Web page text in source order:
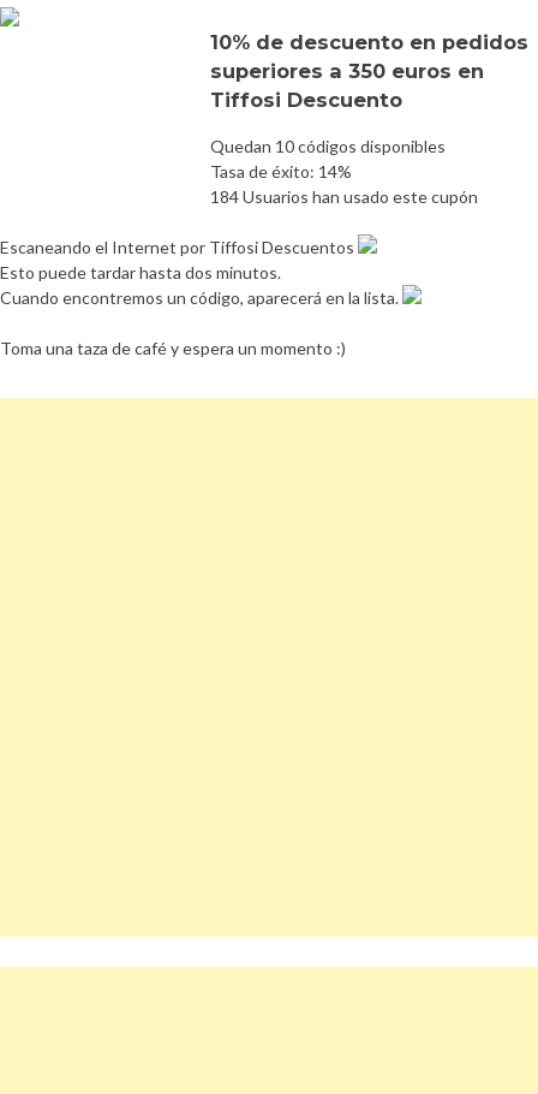
10% de descuento en pedidos
superiores a 350 euros en
Tiffosi Descuento
Quedan 10 códigos disponibles
Tasa de éxito: 14%
184 Usuarios han usado este cupón
Escaneando el Internet por Tiffosi Descuentos
Esto puede tardar hasta dos minutos.
Cuando encontremos un código, aparecerá en la lista.
Toma una taza de café y espera un momento :)